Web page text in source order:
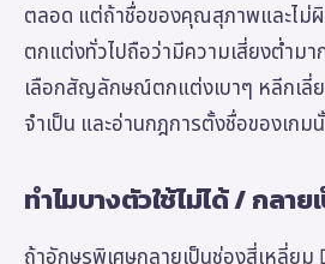
ตลอด แต่ถ้าชื่อของคุณสุภาพและไ
ตกแต่งทั่วไปถือว่ามีความเสี่ยงต่ำม
เลือกสัญลักษณ์ตกแต่งเบาๆ หลีกเลี่ย
จำเป็น และอ่านกฎการตั้งชื่อของเกม
ทำไมบางตัวใช้ไม่ได้ / กลาย